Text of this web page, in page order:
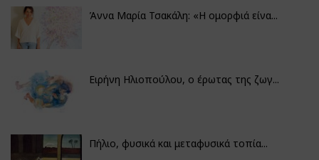
Άννα Μαρία Τσακάλη: «Η ομορφιά είνα...
Ειρήνη Ηλιοπούλου, ο έρωτας της ζωγ...
Πήλιο, φυσικά και μεταφυσικά τοπία...